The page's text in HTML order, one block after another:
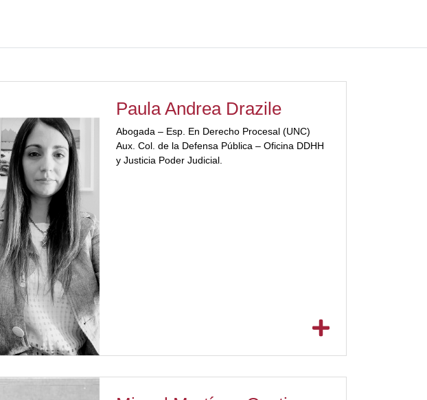
Paula Andrea Drazile
Abogada – Esp. En Derecho Procesal (UNC)
Aux. Col. de la Defensa Pública – Oficina DDHH
y Justicia Poder Judicial.